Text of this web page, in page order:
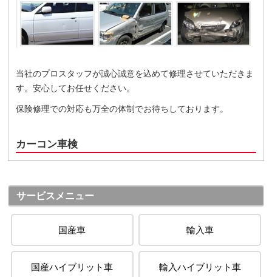
当社のプロスタッフが誠心誠意を込めて修理させていただきま
す。安心してお任せください。
保険修理での対応も万全の体制でお待ちしております。
カーコン車検
サービスメニュー
国産車 輸入車
国産ハイブリット車 輸入ハイブリット車